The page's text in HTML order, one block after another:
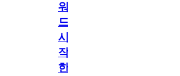
워
드
시
작
한